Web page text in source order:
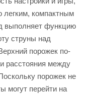
легким, компактным
выполняет функцию
струны над
порожек по-
расстояния между
порожек не
могут перейти на